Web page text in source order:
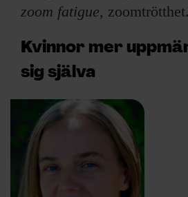
zoom fatigue, zoomtrötthet.
Kvinnor mer
sig själva